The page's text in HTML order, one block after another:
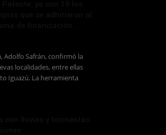
Adolfo Safrán, confirmó la
localidades, entre ellas
Iguazú. La herramienta